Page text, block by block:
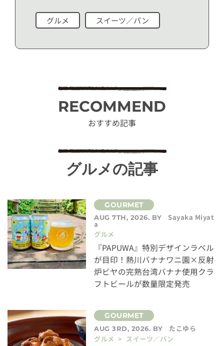
グルメ スイーツ／パン
RECOMMEND
おすすめ記事
グルメの記事
AUG 7TH, 2026. BY Sayaka Miyat
a
グルメ
『PAPUWA』特別デザインラベル
が目印！熱川バナナワニ園×反射
炉ビヤの完熟台湾バナナ使用クラ
フトビールが数量限定発売
AUG 3RD, 2026. BY
たこゆら
グルメ > スイーツ／パン